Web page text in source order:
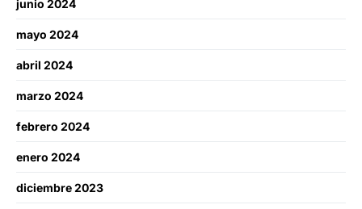
junio 2024
mayo 2024
abril 2024
marzo 2024
febrero 2024
enero 2024
diciembre 2023